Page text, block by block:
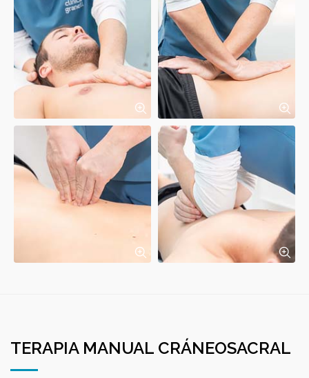
TERAPIA MANUAL CRÁNEOSACRAL